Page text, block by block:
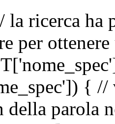
ricerca ha
per
{
della parola